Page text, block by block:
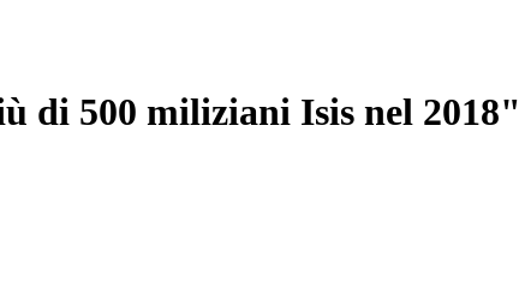
di 500 miliziani Isis nel 2018"